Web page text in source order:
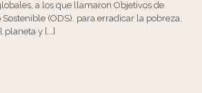
a los que llamaron Objetivos de
(ODS), para erradicar la pobreza,
planeta y [...]